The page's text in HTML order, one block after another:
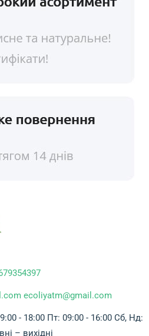
ecoliyatm@gmail.com
- 18:00 Пт: 09:00 - 16:00 Сб, Нд:
– вихідні